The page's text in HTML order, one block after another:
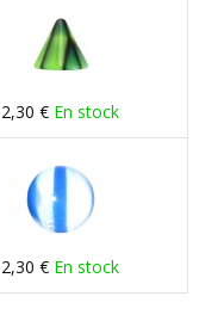
2,30 € En stock
2,30 € En stock